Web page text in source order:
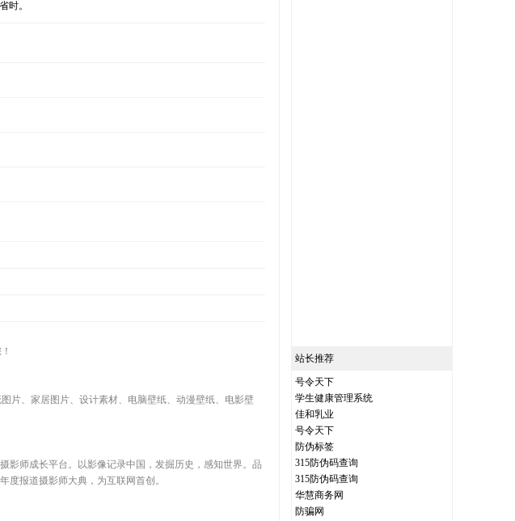
时。
片、家居图片、设计素材、电脑壁纸、动漫壁纸、电影壁
影师成长平台。以影像记录中国，发掘历史，感知世界。品
度报道摄影师大典，为互联网首创。
站长推荐
号令天下
学生健康管理系统
佳和乳业
号令天下
防伪标签
315防伪码查询
315防伪码查询
华慧商务网
防骗网